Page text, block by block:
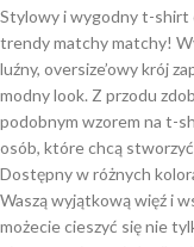
Stylowy i wygodny t-shirt
trendy matchy matchy!
luźny, oversize’owy krój
modny look. Z przodu
podobnym wzorem na t-
osób, które chcą
Dostępny w różnych
Waszą wyjątkową więź i
możecie cieszyć się nie